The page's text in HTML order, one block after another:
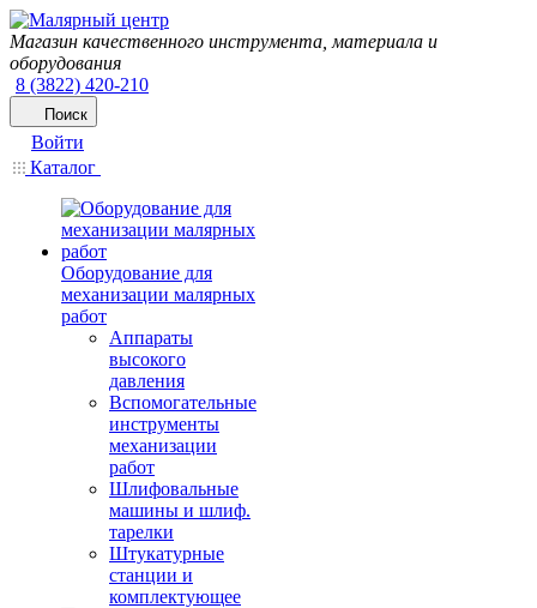
Магазин качественного инструмента, материала и
оборудования
8 (3822) 420-210
Поиск
Войти
Каталог
Оборудование для
механизации малярных
работ
Аппараты
высокого
давления
Вспомогательные
инструменты
механизации
работ
Шлифовальные
машины и шлиф.
тарелки
Штукатурные
станции и
комплектующее